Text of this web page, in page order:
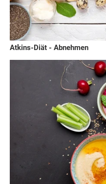
Atkins-Diät - Abnehmen